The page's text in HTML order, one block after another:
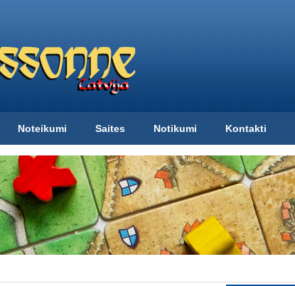
Noteikumi Saites Notikumi Kontakti